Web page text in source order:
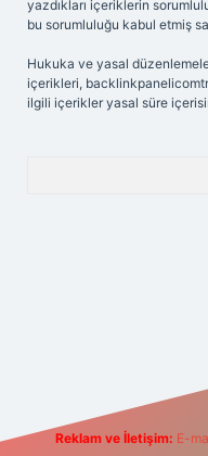
yazdıkları içeriklerin
bu sorumluluğu kabul etmiş
Hukuka ve yasal
içerikleri,
ilgili içerikler yasal süre
Reklam ve İletişim: E-